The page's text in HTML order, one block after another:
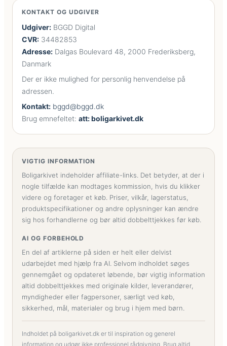
KONTAKT OG UDGIVER
Udgiver: BGGD Digital
CVR: 34482853
Adresse: Dalgas Boulevard 48, 2000 Frederiksberg,
Danmark
Der er ikke mulighed for personlig henvendelse på
adressen.
Kontakt: bggd@bggd.dk
Brug emnefeltet: att: boligarkivet.dk
VIGTIG INFORMATION
Boligarkivet indeholder affiliate-links. Det betyder, at der i
nogle tilfælde kan modtages kommission, hvis du klikker
videre og foretager et køb. Priser, vilkår, lagerstatus,
produktspecifikationer og andre oplysninger kan ændre
sig hos forhandlerne og bør altid dobbelttjekkes før køb.
AI OG FORBEHOLD
En del af artiklerne på siden er helt eller delvist
udarbejdet med hjælp fra AI. Selvom indholdet søges
gennemgået og opdateret løbende, bør vigtig information
altid dobbelttjekkes med originale kilder, leverandører,
myndigheder eller fagpersoner, særligt ved køb,
sikkerhed, mål, materialer og brug i hjem med børn.
Indholdet på boligarkivet.dk er til inspiration og generel
information og udgør ikke professionel rådgivning. Brug altid